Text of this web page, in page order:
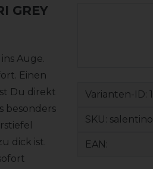
GREY
Auge.
Einen
Du direkt
besonders
dick ist.
Varianten-ID:
SKU:
EAN: